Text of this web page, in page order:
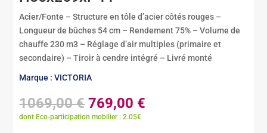
Acier/Fonte – Structure en tôle d’acier côtés rouges –
Longueur de bûches 54 cm – Rendement 75% – Volume de
chauffe 230 m3 – Réglage d’air multiples (primaire et
secondaire) – Tiroir à cendre intégré – Livré monté
Marque : VICTORIA
1069,00€Le
prix
769,00 €
dont Eco-participation mobilier : 2.05€